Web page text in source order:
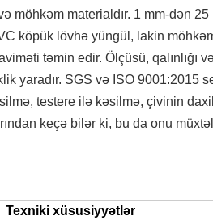
möhkəm materialdır. 1 mm-dən
köpük lövhə yüngül, lakin
təmin edir. Ölçüsü, qalınlığı
yaradır. SGS və ISO 9001:2015
testere ilə kəsilmə, çivinin
keçə bilər ki, bu da onu
Texniki xüsusiyyətlər